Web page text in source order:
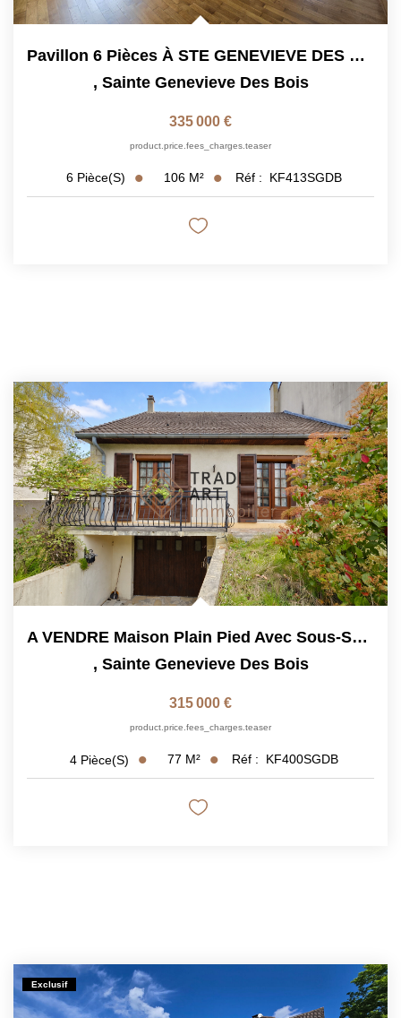
Pavillon 6 Pièces À STE GENEVIEVE DES BOIS
, Sainte Genevieve Des Bois
335 000 €
product.price.fees_charges.teaser
6 Pièce(s) 106 M² Réf : KF413SGDB
A VENDRE Maison Plain Pied Avec Sous-Sol Total...
, Sainte Genevieve Des Bois
315 000 €
product.price.fees_charges.teaser
4 Pièce(s) 77 M² Réf : KF400SGDB
Exclusif